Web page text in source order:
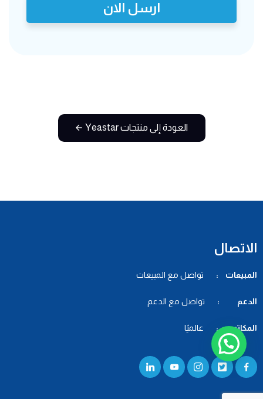
ارسل الان
العودة إلى منتجات Yeastar
الاتصال
المبيعات : تواصل مع المبيعات
الدعم : تواصل مع الدعم
المكاتب : عالميًا